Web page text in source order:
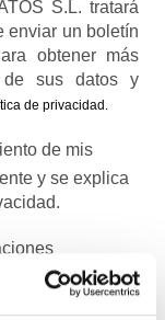
S.L. tratará
enviar un boletín
obtener más
de sus datos y
de privacidad .
de mis
y se explica